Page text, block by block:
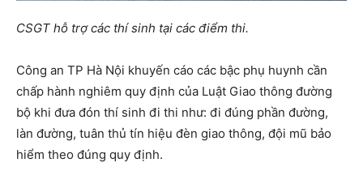
CSGT hỗ trợ các thí sinh tại các điểm thi.
Công an TP Hà Nội khuyến cáo các bậc phụ huynh cần
chấp hành nghiêm quy định của Luật Giao thông đường
bộ khi đưa đón thí sinh đi thi như: đi đúng phần đường,
làn đường, tuân thủ tín hiệu đèn giao thông, đội mũ bảo
hiểm theo đúng quy định.